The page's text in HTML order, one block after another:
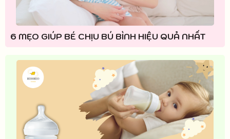
6 MẸO GIÚP BÉ CHỊU BÚ BÌNH HIỆU QUẢ NHẤT